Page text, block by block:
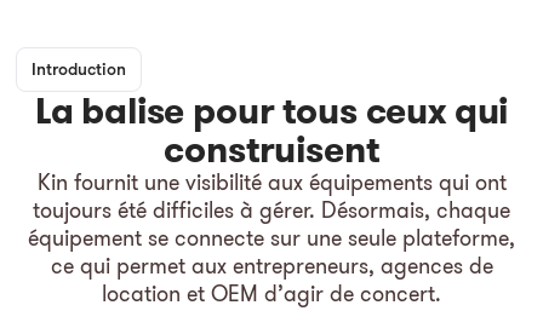
Introduction
La balise pour tous ceux qui
construisent
Kin fournit une visibilité aux équipements qui ont
toujours été difficiles à gérer. Désormais, chaque
équipement se connecte sur une seule plateforme,
ce qui permet aux entrepreneurs, agences de
location et OEM d’agir de concert.